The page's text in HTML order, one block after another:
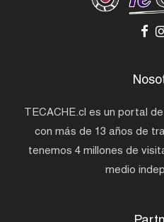
TECACHE.cl es un portal
con más de 13 años de
tenemos 4 millones de
medio